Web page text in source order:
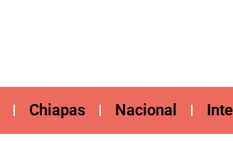
Chiapas Nacional